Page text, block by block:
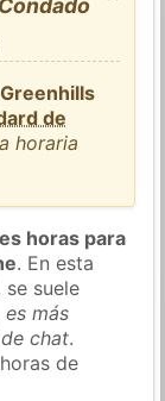
de
horaria
horas para
. En esta
suele
es más
chat.
de